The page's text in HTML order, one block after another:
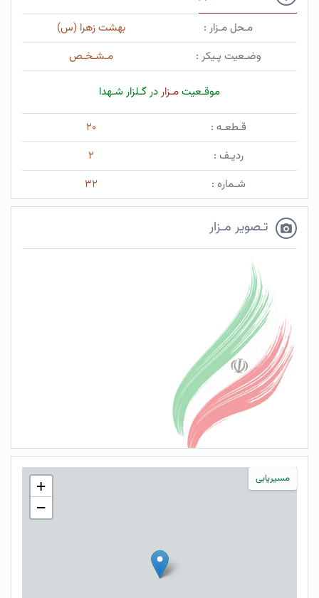
مـحل مـزار :
بهشت زهرا (س)
وضـعیت پـیکر :
مـشـخـص
موقـعیتمـزاردر گـلزار شـهدا
قـطعـه :
۲۰
ردیـف :
۲
شـماره :
۳۲
تـصویر مـزار
مسیریابی
+
−